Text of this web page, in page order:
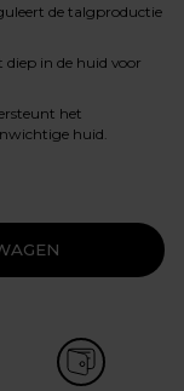
de talgproductie
diep in de huid voor
het
huid.